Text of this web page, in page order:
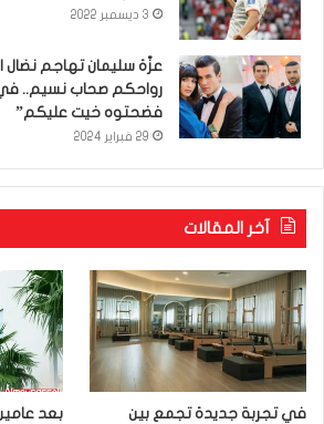
3 ديسمبر 2022
عزّة سليمان تهاجم
رواحكم صحاب نسيم..
فضحتوه خيت عليكم”
29 فبراير 2024
آخر المقالات
في تجربة جديدة تجمع بين